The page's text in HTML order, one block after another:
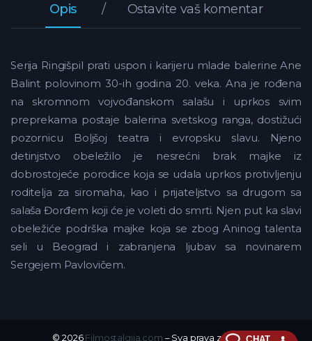
Opis Ostavite vaš komentar
Serija Ringišpil prati uspon i karijeru mlade balerine Ane
Balint polovinom 30-ih godina 20. veka. Ana je rođena
na skromnom vojvođanskom salašu i uprkos svim
preprekama postaje balerina svetskog ranga, dostižući
pozornicu Boljšoj teatra i evropsku slavu. Njeno
detinjstvo obeležilo je nesrećni brak majke iz
dobrostojeće porodice koja se udala uprkos protivljenju
roditelja za siromaha, kao i prijateljstvo sa drugom sa
salaša Đorđem koji će je voleti do smrti. Njen put ka slavi
obeležiće podrška majke koja se zbog Aninog talenta
seli u Beograd i zabranjena ljubav sa novinarem
Sergejem Pavlovičem.
© 2026Filmostalgija.com – Sva prava zadržana.